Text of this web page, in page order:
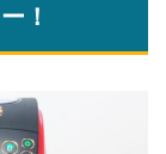
！